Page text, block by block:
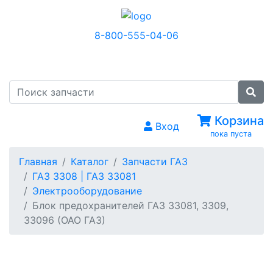
8-800-555-04-06
Вход Корзина
пока пуста
Главная Каталог
Запчасти ГАЗ
ГАЗ 3308 | ГАЗ 33081
Электрооборудование
Блок предохранителей ГАЗ 33081, 3309,
33096 (ОАО ГАЗ)